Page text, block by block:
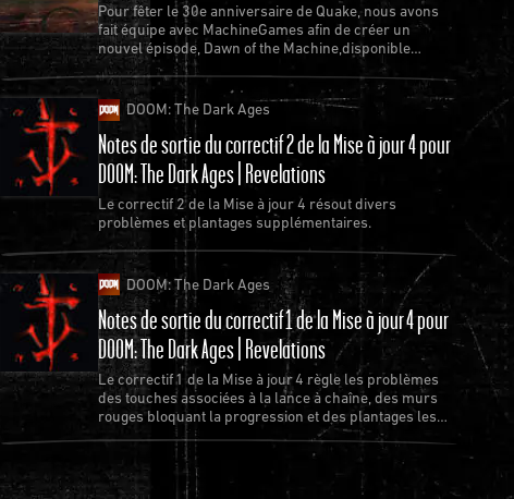
Pour fêter le 30e anniversaire de Quake, nous avons
fait équipe avec MachineGames afin de créer un
nouvel épisode, Dawn of the Machine,disponible
gratuitement pour Quake.
DOOM: The Dark Ages
Notes de sortie du correctif 2 de la Mise à jour 4 pour
DOOM: The Dark Ages | Revelations
Le correctif 2 de la Mise à jour 4 résout divers
problèmes et plantages supplémentaires.
DOOM: The Dark Ages
Notes de sortie du correctif 1 de la Mise à jour 4 pour
DOOM: The Dark Ages | Revelations
Le correctif 1 de la Mise à jour 4 règle les problèmes
des touches associées à la lance à chaîne, des murs
rouges bloquant la progression et des plantages les
plus récurrents.